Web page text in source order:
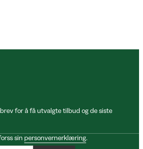
for å få utvalgte tilbud og de siste
sin personvernerklæring.